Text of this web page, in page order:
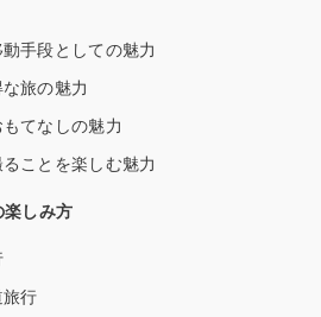
手段としての魅力
旅の魅力
てなしの魅力
ことを楽しむ魅力
楽しみ方
行